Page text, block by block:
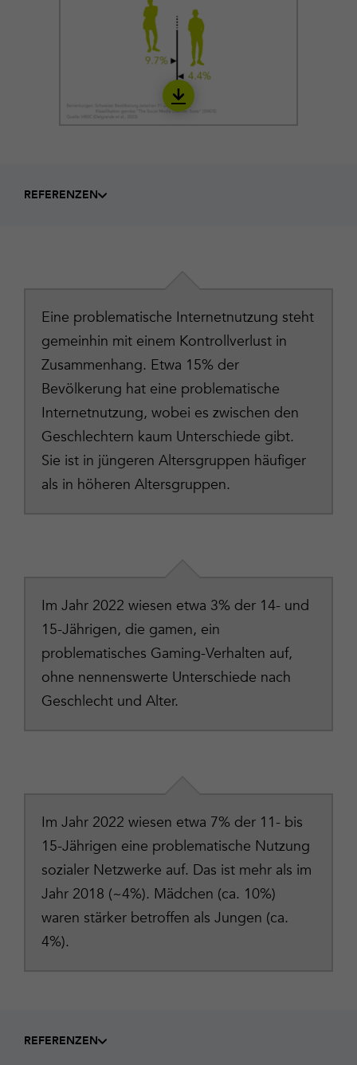
Download
IINT06_de
REFERENZEN
Eine problematische Internetnutzung steht
gemeinhin mit einem Kontrollverlust in
Zusammenhang. Etwa 15% der
Bevölkerung hat eine problematische
Internetnutzung, wobei es zwischen den
Geschlechtern kaum Unterschiede gibt.
Sie ist in jüngeren Altersgruppen häufiger
als in höheren Altersgruppen.
Im Jahr 2022 wiesen etwa 3% der 14- und
15-Jährigen, die gamen, ein
problematisches Gaming-Verhalten auf,
ohne nennenswerte Unterschiede nach
Geschlecht und Alter.
Im Jahr 2022 wiesen etwa 7% der 11- bis
15-Jährigen eine problematische Nutzung
sozialer Netzwerke auf. Das ist mehr als im
Jahr 2018 (~4%). Mädchen (ca. 10%)
waren stärker betroffen als Jungen (ca.
4%).
REFERENZEN